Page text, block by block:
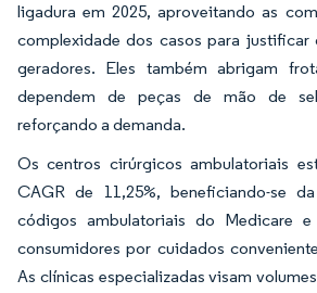
ligadura em 2025, aproveitando as
complexidade dos casos para justificar
geradores. Eles também abrigam
dependem de peças de mão de
reforçando a demanda.
Os centros cirúrgicos ambulatoriais
CAGR de 11,25%, beneficiando-se
códigos ambulatoriais do Medicare
consumidores por cuidados
As clínicas especializadas visam